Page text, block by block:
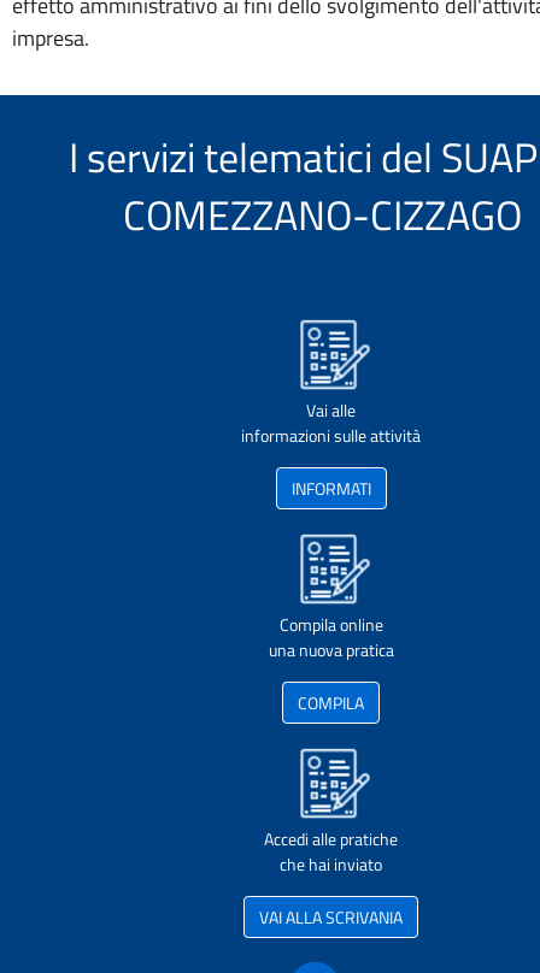
impresa.
I servizi telematici del
COMEZZANO-CIZZAGO
Vai alle
informazioni sulle attività
INFORMATI
Compila online
una nuova pratica
COMPILA
Accedi alle pratiche
che hai inviato
VAI ALLA SCRIVANIA